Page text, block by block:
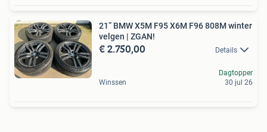
21” BMW X5M F95 X6M F96 808M winter
velgen | ZGAN!
€ 2.750,00 Details
Winssen
Dagtopper
30 jul 26